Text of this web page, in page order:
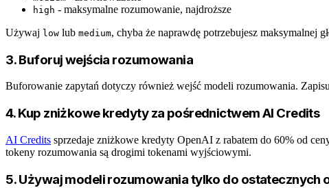
high - maksymalne rozumowanie, najdroższe
Używaj low lub medium, chyba że naprawdę potrzebujesz maksymalnej
3. Buforuj wejścia rozumowania
Buforowanie zapytań dotyczy również wejść modeli rozumowania.
4. Kup zniżkowe kredyty za pośrednictwem AI Credits
AI Credits sprzedaje zniżkowe kredyty OpenAI z rabatem do 60% od
tokeny rozumowania są drogimi tokenami wyjściowymi.
5. Używaj modeli rozumowania tylko do ostatecznych